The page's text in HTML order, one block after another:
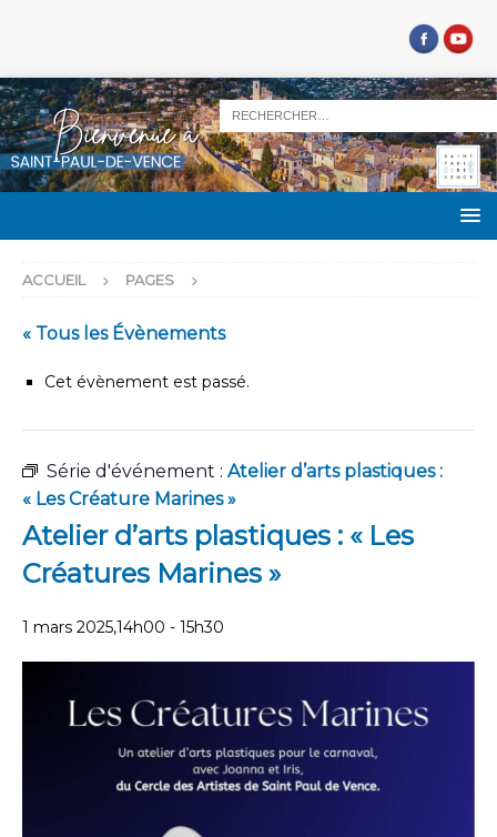
ACCUEIL PAGES
« Tous les Évènements
Cet évènement est passé.
Série d'événement : Atelier d’arts plastiques :
« Les Créature Marines »
Atelier d’arts plastiques : « Les
Créatures Marines »
1 mars 2025,14h00 - 15h30